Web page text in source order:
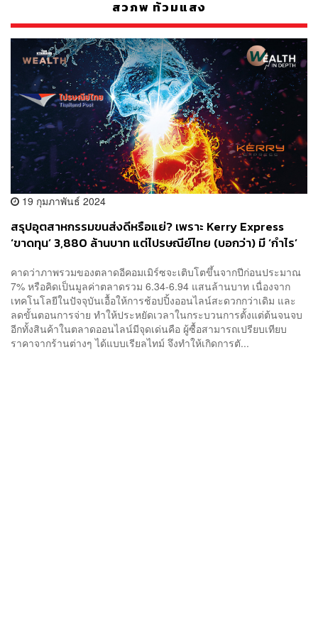
สวภพ ท้วมแสง
19 กุมภาพันธ์ 2024
สรุปอุตสาหกรรมขนส่งดีหรือแย่? เพราะ Kerry Express
‘ขาดทุน’ 3,880 ล้านบาท แต่ไปรษณีย์ไทย (บอกว่า) มี ‘กำไร’
คาดว่าภาพรวมของตลาดอีคอมเมิร์ซจะเติบโตขึ้นจากปีก่อนประมาณ
7% หรือคิดเป็นมูลค่าตลาดรวม 6.34-6.94 แสนล้านบาท เนื่องจาก
เทคโนโลยีในปัจจุบันเอื้อให้การช้อปปิ้งออนไลน์สะดวกกว่าเดิม และ
ลดขั้นตอนการจ่าย ทำให้ประหยัดเวลาในกระบวนการตั้งแต่ต้นจนจบ
อีกทั้งสินค้าในตลาดออนไลน์มีจุดเด่นคือ ผู้ซื้อสามารถเปรียบเทียบ
ราคาจากร้านต่างๆ ได้แบบเรียลไทม์ จึงทำให้เกิดการตั...